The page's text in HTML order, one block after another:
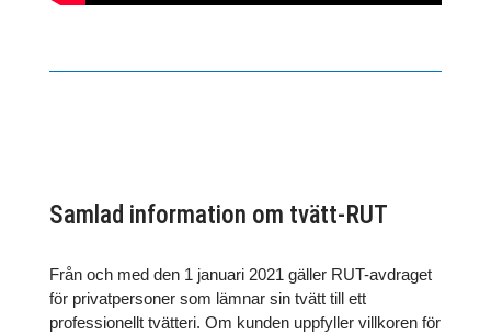
Samlad information om tvätt-RUT
Från och med den 1 januari 2021 gäller RUT-avdraget
för privatpersoner som lämnar sin tvätt till ett
professionellt tvätteri. Om kunden uppfyller villkoren för